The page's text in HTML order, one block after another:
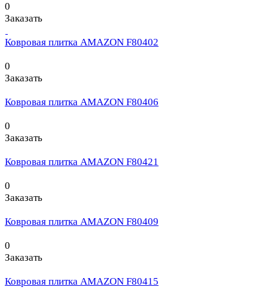
0
Заказать
Ковровая плитка AMAZON F80402
0
Заказать
Ковровая плитка AMAZON F80406
0
Заказать
Ковровая плитка AMAZON F80421
0
Заказать
Ковровая плитка AMAZON F80409
0
Заказать
Ковровая плитка AMAZON F80415